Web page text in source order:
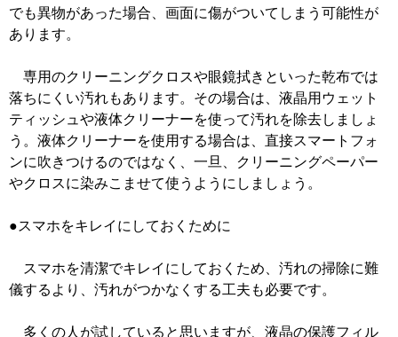
でも異物があった場合、画面に傷がついてしまう可能性が
あります。
専用のクリーニングクロスや眼鏡拭きといった乾布では
落ちにくい汚れもあります。その場合は、液晶用ウェット
ティッシュや液体クリーナーを使って汚れを除去しましょ
う。液体クリーナーを使用する場合は、直接スマートフォ
ンに吹きつけるのではなく、一旦、クリーニングペーパー
やクロスに染みこませて使うようにしましょう。
●スマホをキレイにしておくために
スマホを清潔でキレイにしておくため、汚れの掃除に難
儀するより、汚れがつかなくする工夫も必要です。
多くの人が試していると思いますが、液晶の保護フィル